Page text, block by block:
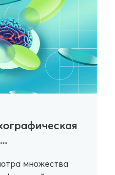
множества